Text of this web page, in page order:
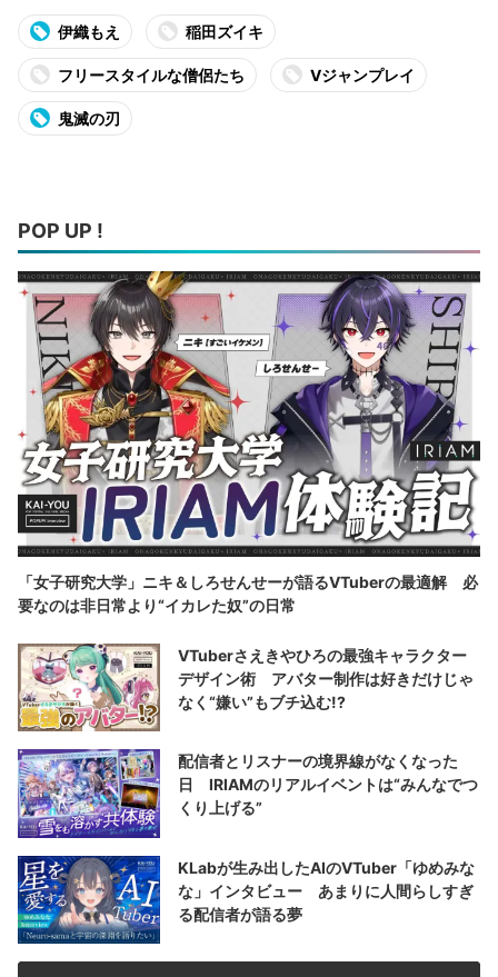
伊織もえ 稲田ズイキ
フリースタイルな僧侶たち Vジャンプレイ
鬼滅の刃
POP UP !
「女子研究大学」ニキ＆しろせんせーが語るVTuberの最適解 必
要なのは非日常より“イカレた奴”の日常
VTuberさえきやひろの最強キャラクター
デザイン術 アバター制作は好きだけじゃ
なく“嫌い”もブチ込む!?
配信者とリスナーの境界線がなくなった
日 IRIAMのリアルイベントは“みんなでつ
くり上げる”
KLabが生み出したAIのVTuber「ゆめみな
な」インタビュー あまりに人間らしすぎ
る配信者が語る夢